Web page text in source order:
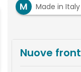
M Made in
Nuove